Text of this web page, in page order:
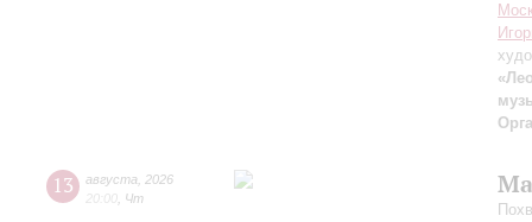
13 августа
2026
20:00 Чт